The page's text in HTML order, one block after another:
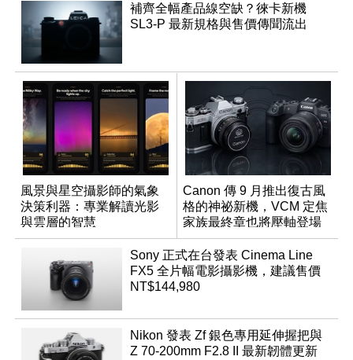
補齊全幅產品線空缺？徠卡新機
SL3-P 最新規格與售價傳聞流出
風景與星空攝影師的氣象
決策利器：專業解讀光影
與雲層的智慧
App「Atmos」登場
Canon 傳 9 月推出復古風
格的神祕新機，VCM 定焦
家族最終章也將壓軸登場
Sony 正式在台發表 Cinema Line
FX5 全片幅電影攝影機，建議售價
NT$144,980
Nikon 發表 Zf 銀色專用延伸握把與
Z 70-200mm F2.8 II 最新韌體更新